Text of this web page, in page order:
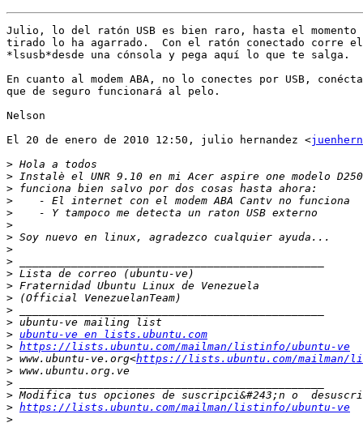
Julio, lo del ratón USB es bien raro, hasta el
tirado lo ha agarrado.  Con el ratón conectado corre el
*lsusb*desde una cónsola y pega aquí lo que te salga.
En cuanto al modem ABA, no lo conectes por USB,
que de seguro funcionará al pelo.
Nelson
El 20 de enero de 2010 12:50, julio hernandez <
>
>
>
>
>
>
>
>
>
>
>
>
>
>
> ubuntu-ve en lists.ubuntu.com
> https://lists.ubuntu.com/mailman/listinfo/ubuntu-ve
> www.ubuntu-ve.org<https://lists.ubuntu.com/mailman/
>
>
>
> https://lists.ubuntu.com/mailman/listinfo/ubuntu-ve
>